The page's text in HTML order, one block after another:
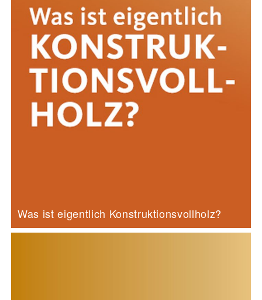
Was ist eigentlich Konstruktionsvollholz?